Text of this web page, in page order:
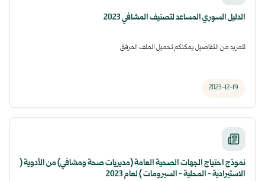
الدليل السوري المساعد لتصنيف المشافي 2023
للمزيد من التفاصيل يمكنكم تحميل الملف المرفق
2023-12-19
نموذج احتياج الجهات الصحية العامة (مديريات صحة ومشافي) من الأدوية (
الاستيرادية - المحلية - السيرومات ) لعام 2023